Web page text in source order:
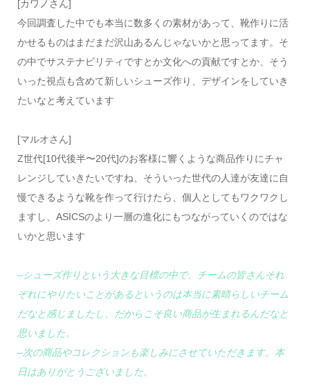
[カワノさん]
今回調査した中でも本当に数多くの素材があって、靴作りに活
かせるものはまだまだ沢山あるんじゃないかと思ってます。そ
の中でサステナビリティですとか文化への貢献ですとか、そう
いった視点も含めて新しいシューズ作り、デザインをしていき
たいなと考えています
[マルオさん]
Z世代[10代後半〜20代]のお客様に響くような商品作りにチャ
レンジしていきたいですね、そういった世代の人達が友達に自
慢できるような靴を作って行けたら、個人としてもワクワクし
ますし、ASICSのより一層の進化にもつながっていくのではな
いかと思います
–シューズ作りという大きな目標の中で、チームの皆さんそれ
ぞれにやりたいことがあるというのは本当に素晴らしいチーム
だなと感じましたし、だからこそ良い商品が生まれるんだなと
思いました。
–次の商品やコレクションも楽しみにさせていただきます。本
日はありがとうございました。